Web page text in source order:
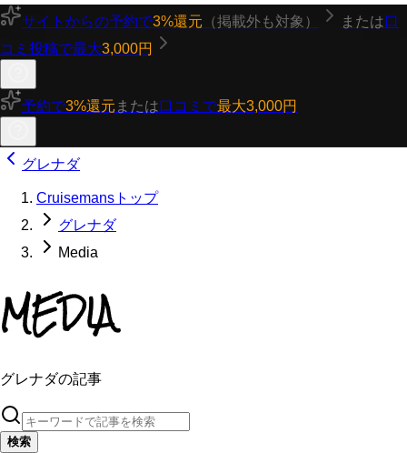
サイトからの予約で3%還元 （掲載外も対象） または口
コミ投稿で最大3,000円
予約で3%還元 または口コミで最大3,000円
グレナダ
Cruisemansトップ
グレナダ
Media
MEDIA
グレナダの記事
検索